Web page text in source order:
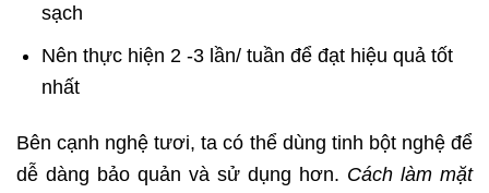
sạch
Nên thực hiện 2 -3 lần/ tuần để đạt hiệu quả tốt
nhất
Bên cạnh nghệ tươi, ta có thể dùng tinh bột nghệ để
dễ dàng bảo quản và sử dụng hơn. Cách làm mặt